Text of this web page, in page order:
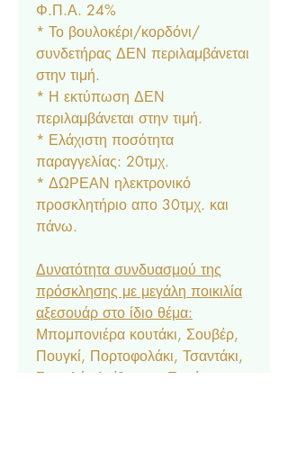
Φ.Π.Α. 24%
* Το βουλοκέρι/κορδόνι/
συνδετήρας ΔΕΝ περιλαμβάνεται
στην τιμή.
* Η εκτύπωση ΔΕΝ
περιλαμβάνεται στην τιμή.
* Ελάχιστη ποσότητα
παραγγελίας: 20τμχ.
* ΔΩΡΕΑΝ ηλεκτρονικό
προσκλητήριο απο 30τμχ. και
πάνω.
Δυνατότητα συνδυασμού της
πρόσκλησης με μεγάλη ποικιλία
αξεσουάρ στο ίδιο θέμα:
Μπομπονιέρα κουτάκι, Σουβέρ,
Πουγκί, Πορτοφολάκι, Τσαντάκι,
Σουπλά, Αρίθμηση, Ετικέτα